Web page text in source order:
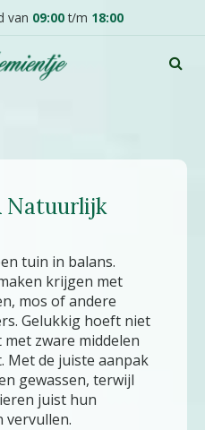
van 09:00t/m 18:00
Natuurlijk
tuin in balans.
krijgen met
mos of andere
Gelukkig hoeft niet
zware middelen
Met de juiste aanpak
gewassen, terwijl
juist hun
vervullen.